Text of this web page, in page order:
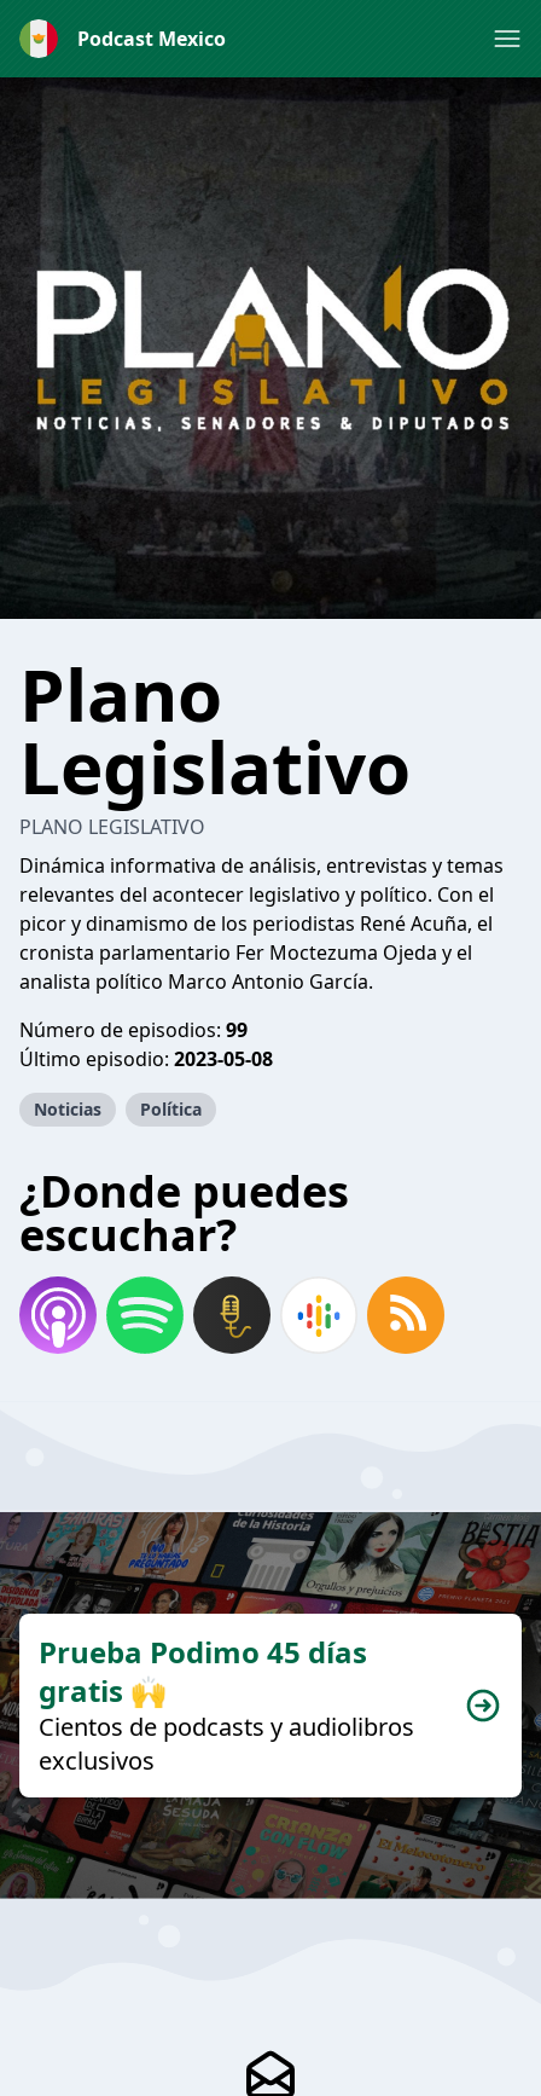
Podcast Mexico
Plano
Legislativo
PLANO LEGISLATIVO
Dinámica informativa de análisis, entrevistas y temas
relevantes del acontecer legislativo y político. Con el
picor y dinamismo de los periodistas René Acuña, el
cronista parlamentario Fer Moctezuma Ojeda y el
analista político Marco Antonio García.
Número de episodios: 99
Último episodio: 2023-05-08
Noticias Política
¿Donde puedes
escuchar?
Prueba Podimo 45 días
gratis 🙌
Cientos de podcasts y audiolibros
exclusivos